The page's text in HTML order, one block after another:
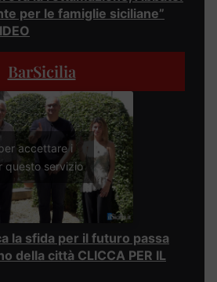
per le famiglie siciliane”
BarSicilia
accettare i
questo servizio
la sfida per il futuro passa
della città CLICCA PER IL